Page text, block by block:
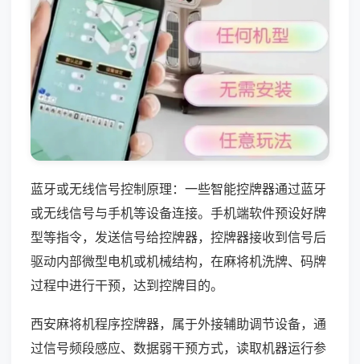
蓝牙或无线信号控制原理：一些智能控牌器通过蓝牙
或无线信号与手机等设备连接。手机端软件预设好牌
型等指令，发送信号给控牌器，控牌器接收到信号后
驱动内部微型电机或机械结构，在麻将机洗牌、码牌
过程中进行干预，达到控牌目的。
西安麻将机程序控牌器，属于外接辅助调节设备，通
过信号频段感应、数据弱干预方式，读取机器运行参